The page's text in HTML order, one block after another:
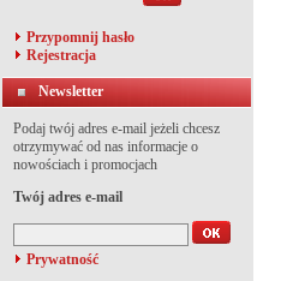
Przypomnij hasło
Rejestracja
Newsletter
Podaj twój adres e-mail jeżeli chcesz
otrzymywać od nas informacje o
nowościach i promocjach
Twój adres e-mail
Prywatność